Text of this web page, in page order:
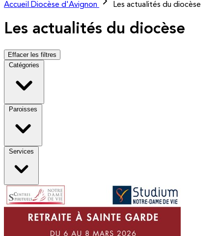
Accueil
Diocèse d'Avignon Les actualités du diocèse
Les actualités du diocèse
Effacer les filtres
Catégories
Paroisses
Services